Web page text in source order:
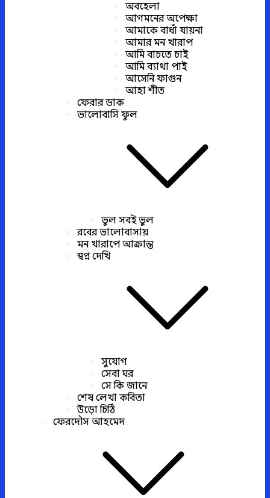
অবহেলা
আগমনের অপেক্ষা
আমাকে বাধাঁ যায়না
আমার মন খারাপ
আমি বাচতে চাই
আমি ব্যাথা পাই
আসেনি ফাগুন
আহা শীত
ফেরার ডাক
ভালোবাসি ফুল
ভুল সবই ভুল
রবের ভালোবাসায়
মন খারাপে আক্রান্ত
স্বপ্ন দেখি
সুযোগ
সেবা ঘর
সে কি জানে
শেষ লেখা কবিতা
উড়ো চিঠি
ফেরদৌস আহমেদ